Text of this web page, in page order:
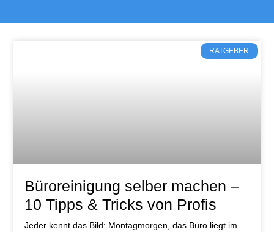
RATGEBER
Büroreinigung selber machen –
10 Tipps & Tricks von Profis
Jeder kennt das Bild: Montagmorgen, das Büro liegt im